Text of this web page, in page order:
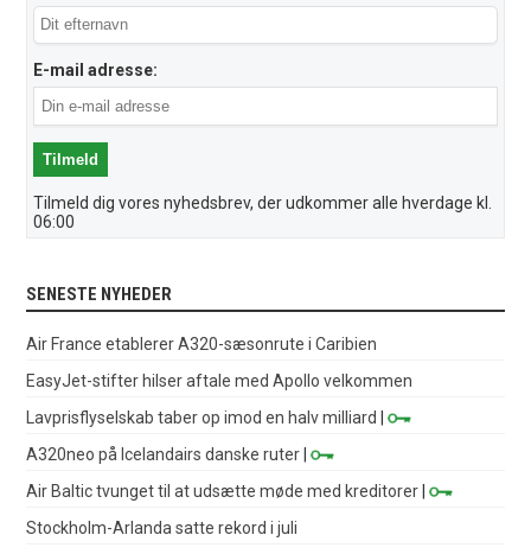
E-mail adresse:
Tilmeld dig vores nyhedsbrev, der udkommer alle hverdage kl.
06:00
SENESTE NYHEDER
Air France etablerer A320-sæsonrute i Caribien
EasyJet-stifter hilser aftale med Apollo velkommen
Lavprisflyselskab taber op imod en halv milliard
|
A320neo på Icelandairs danske ruter |
Air Baltic tvunget til at udsætte møde med kreditorer |
Stockholm-Arlanda satte rekord i juli